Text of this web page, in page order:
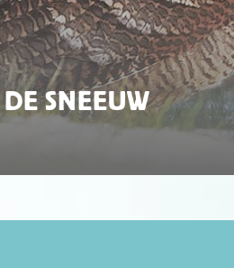
SNEEUW